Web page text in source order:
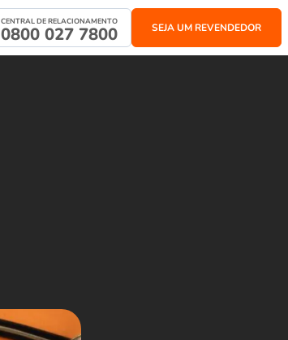
CENTRAL DE RELACIONAMENTO
0800 027 7800 SEJA UM REVENDEDOR